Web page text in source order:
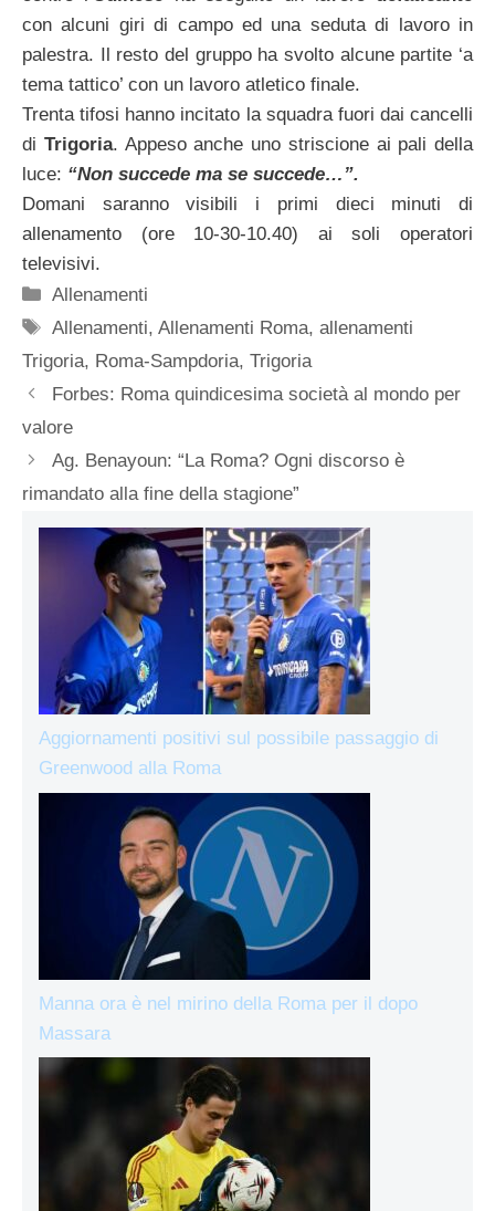
con alcuni giri di campo ed una seduta di lavoro in
palestra. Il resto del gruppo ha svolto alcune partite ‘a
tema tattico’ con un lavoro atletico finale.
Trenta tifosi hanno incitato la squadra fuori dai cancelli
di Trigoria. Appeso anche uno striscione ai pali della
luce: “Non succede ma se succede…”.
Domani saranno visibili i primi dieci minuti di
allenamento (ore 10-30-10.40) ai soli operatori
televisivi.
Categorie
Allenamenti
Tag
Allenamenti,Allenamenti Roma,allenamenti
Trigoria, Roma-Sampdoria, Trigoria
Forbes: Roma quindicesima società al mondo per
valore
Ag. Benayoun: “La Roma? Ogni discorso è
rimandato alla fine della stagione”
Aggiornamenti positivi sul possibile passaggio di
Greenwood alla Roma
Manna ora è nel mirino della Roma per il dopo
Massara